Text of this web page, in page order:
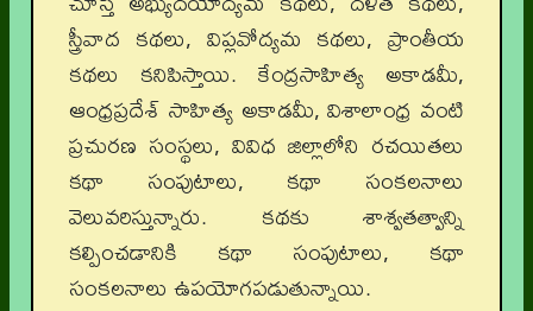
స్త్రీవాద కథలు, విప్లవోద్యమ కథలు, ప్రాంతీయ
కథలు కనిపిస్తాయి. కేంద్రసాహిత్య అకాడమీ,
ఆంధ్రప్రదేశ్‌ సాహిత్య అకాడమీ, విశాలాంధ్ర వంటి
ప్రచురణ సంస్థలు, వివిధ జిల్లాలోని రచయితలు
కథా సంపుటాలు, కథా సంకలనాలు
వెలువరిస్తున్నారు. కథకు శాశ్వతత్వాన్ని
కల్పించడానికి కథా సంపుటాలు, కథా
సంకలనాలు ఉపయోగపడుతున్నాయి.